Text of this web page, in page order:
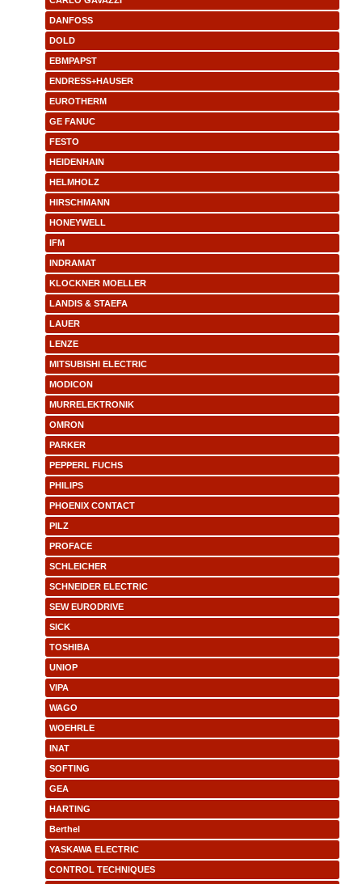
DANFOSS
DOLD
EBMPAPST
ENDRESS+HAUSER
EUROTHERM
GE FANUC
FESTO
HEIDENHAIN
HELMHOLZ
HIRSCHMANN
HONEYWELL
IFM
INDRAMAT
KLOCKNER MOELLER
LANDIS & STAEFA
LAUER
LENZE
MITSUBISHI ELECTRIC
MODICON
MURRELEKTRONIK
OMRON
PARKER
PEPPERL FUCHS
PHILIPS
PHOENIX CONTACT
PILZ
PROFACE
SCHLEICHER
SCHNEIDER ELECTRIC
SEW EURODRIVE
SICK
TOSHIBA
UNIOP
VIPA
WAGO
WOEHRLE
INAT
SOFTING
GEA
HARTING
Berthel
YASKAWA ELECTRIC
CONTROL TECHNIQUES